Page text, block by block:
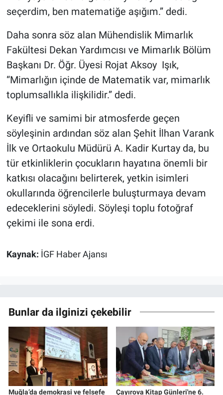
seçerdim, ben matematiğe aşığım.” dedi.
Daha sonra söz alan Mühendislik Mimarlık
Fakültesi Dekan Yardımcısı ve Mimarlık Bölüm
Başkanı Dr. Öğr. Üyesi Rojat Aksoy Işık,
“Mimarlığın içinde de Matematik var, mimarlık
toplumsallıkla ilişkilidir.” dedi.
Keyifli ve samimi bir atmosferde geçen
söyleşinin ardından söz alan Şehit İlhan Varank
İlk ve Ortaokulu Müdürü A. Kadir Kurtay da, bu
tür etkinliklerin çocukların hayatına önemli bir
katkısı olacağını belirterek, yetkin isimleri
okullarında öğrencilerle buluşturmaya devam
edeceklerini söyledi. Söyleşi toplu fotoğraf
çekimi ile sona erdi.
Kaynak: İGF Haber Ajansı
Bunlar da ilginizi çekebilir
Muğla’da demokrasi ve felsefe
Çayırova Kitap Günleri'ne 6.